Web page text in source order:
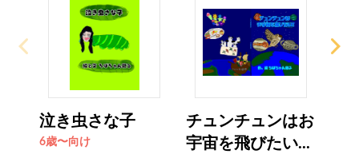
泣き虫さな子
6歳〜向け
チュンチュンはお
宇宙を飛びたい...